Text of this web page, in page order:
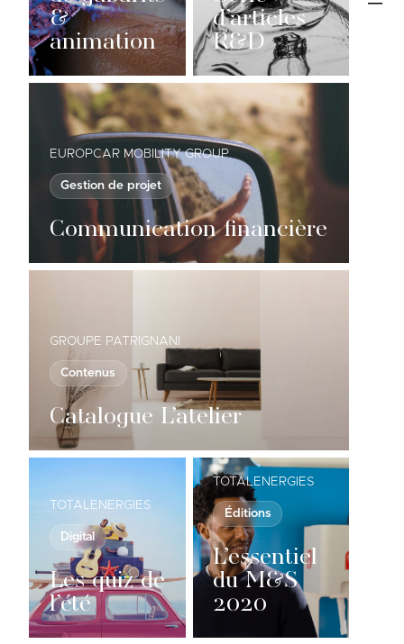
&
animation
d’articles
R&D
EUROPCAR MOBILITY GROUP
Gestion de projet
Communication financière
GROUPE PATRIGNANI
Contenus
Catalogue L’atelier
TOTALENERGIES
Digital
Les quiz de
l’été
TOTALENERGIES
Éditions
L’essentiel
du M&S
2020